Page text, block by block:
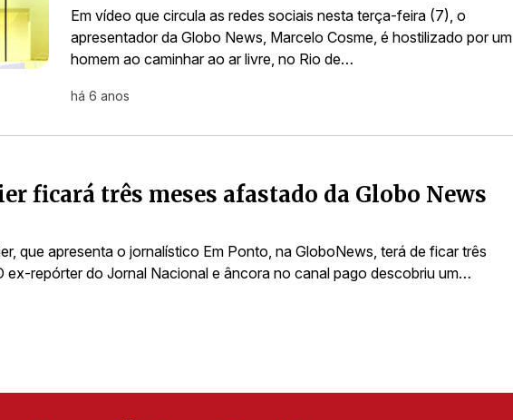
Em vídeo que circula as redes sociais nesta terça-feira (7), o
apresentador da Globo News, Marcelo Cosme, é hostilizado por um
homem ao caminhar ao ar livre, no Rio de…
há 6 anos
ficará três meses afastado da Globo News
que apresenta o jornalístico Em Ponto, na GloboNews, terá de ficar três
ex-repórter do Jornal Nacional e âncora no canal pago descobriu um…